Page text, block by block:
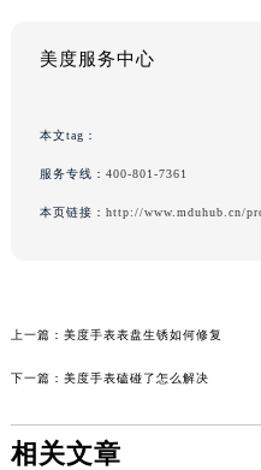
美度服务中心
本文tag：
服务专线： 400-801-7361
本页链接： http://www.mduhub.cn/
上一篇： 美度手表表盘生锈如何修复
下一篇： 美度手表磕碰了怎么解决
相关文章